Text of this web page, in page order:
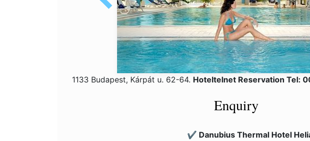
1133 Budapest, Kárpát u. 62-64. Hoteltelnet Reservation Tel:
Enquiry
✔️ Danubius Thermal Hotel